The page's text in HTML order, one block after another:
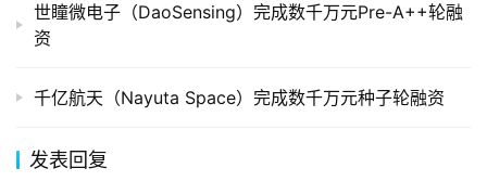
世瞳微电子（DaoSensing）完成数千万元Pre-A++轮融
资
千亿航天（Nayuta Space）完成数千万元种子轮融资
发表回复